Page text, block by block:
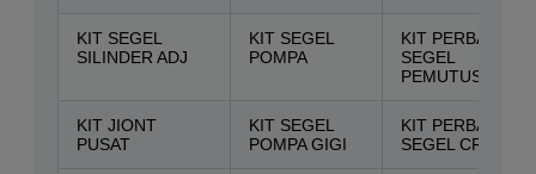
KIT SEGEL
SILINDER ADJ
KIT SEGEL
POMPA
KIT PERBAIKAN
SEGEL
PEMUTUS
KIT JIONT
PUSAT
KIT SEGEL
POMPA GIGI
KIT PERBAIKAN
SEGEL CRANE